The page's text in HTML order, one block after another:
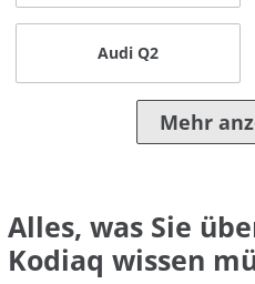
Audi Q2
Mehr
Alles, was Sie
Kodiaq wissen